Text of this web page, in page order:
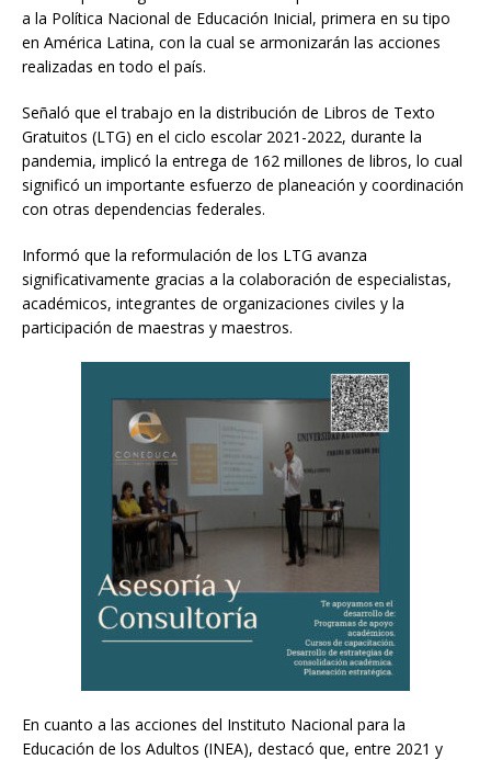
a la Política Nacional de Educación Inicial, primera en su tipo
en América Latina, con la cual se armonizarán las acciones
realizadas en todo el país.
Señaló que el trabajo en la distribución de Libros de Texto
Gratuitos (LTG) en el ciclo escolar 2021-2022, durante la
pandemia, implicó la entrega de 162 millones de libros, lo cual
significó un importante esfuerzo de planeación y coordinación
con otras dependencias federales.
Informó que la reformulación de los LTG avanza
significativamente gracias a la colaboración de especialistas,
académicos, integrantes de organizaciones civiles y la
participación de maestras y maestros.
En cuanto a las acciones del Instituto Nacional para la
Educación de los Adultos (INEA), destacó que, entre 2021 y